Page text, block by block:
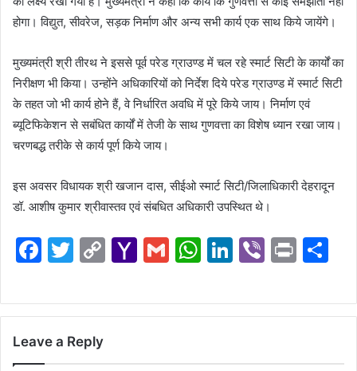
होगा। विद्युत, सीवरेज, सड़क निर्माण और अन्य सभी कार्य एक साथ किये जायेंगे।
मुख्यमंत्री श्री तीरथ ने इससे पूर्व परेड ग्राउण्ड में चल रहे स्मार्ट सिटी के कार्यों का
निरीक्षण भी किया। उन्होंने अधिकारियों को निर्देश दिये परेड ग्राउण्ड में स्मार्ट सिटी
के तहत जो भी कार्य होने हैं, वे निर्धारित अवधि में पूरे किये जाय। निर्माण एवं
ब्यूटिफिकेशन से सबंधित कार्यों में तेजी के साथ गुणवत्ता का विशेष ध्यान रखा जाय।
चरणबद्ध तरीके से कार्य पूर्ण किये जाय।
इस अवसर विधायक श्री खजान दास, सीईओ स्मार्ट सिटी/जिलाधिकारी देहरादून
डॉ. आशीष कुमार श्रीवास्तव एवं संबधित अधिकारी उपस्थित थे।
F
c
e
b
T
itt
er
C
p
y
Y
h
o
G
ai
l
W
at
s
Li
k
e
Vi
er
Pr
t
ar
e
Leave a Reply